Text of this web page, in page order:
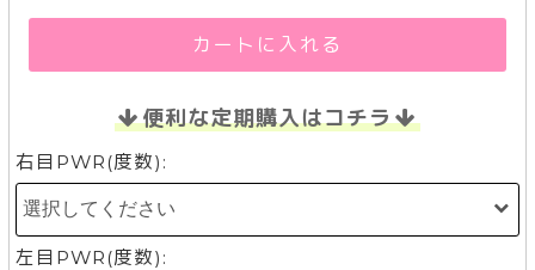
カートに入れる
便利な定期購入はコチラ
右目PWR(度数):
左目PWR(度数):